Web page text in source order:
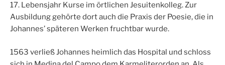
17. Lebensjahr Kurse im örtlichen Jesuitenkolleg. Zur
Ausbildung gehörte dort auch die Praxis der Poesie, die in
Johannes’ späteren Werken fruchtbar wurde.
1563 verließ Johannes heimlich das Hospital und schloss